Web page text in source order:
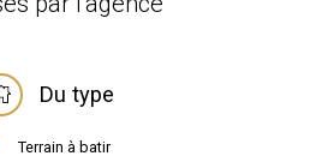
Du type
Terrain à batir